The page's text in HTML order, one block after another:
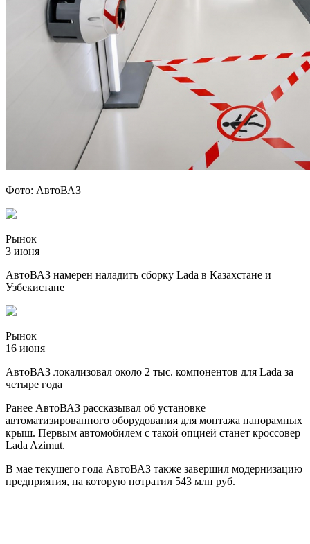
Фото: АвтоВАЗ
Рынок
3 июня
АвтоВАЗ намерен наладить сборку Lada в Казахстане и
Узбекистане
Рынок
16 июня
АвтоВАЗ локализовал около 2 тыс. компонентов для Lada за
четыре года
Ранее АвтоВАЗ рассказывал об установке
автоматизированного оборудования для монтажа панорамных
крыш. Первым автомобилем с такой опцией станет кроссовер
Lada Azimut.
В мае текущего года АвтоВАЗ также завершил модернизацию
предприятия, на которую потратил 543 млн руб.